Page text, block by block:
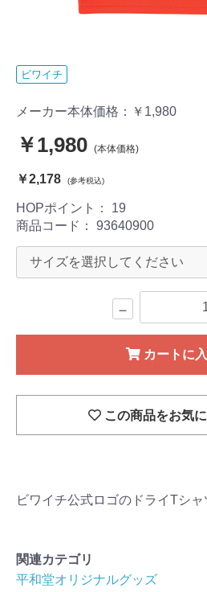
ビワイチ
メーカー本体価格： ￥1,980
￥1,980 (本体価格)
￥2,178 (参考税込)
HOPポイント： 19
商品コード： 93640900
－
カートに
この商品をお気
ビワイチ公式ロゴのドライTシ
関連カテゴリ
平和堂オリジナルグッズ